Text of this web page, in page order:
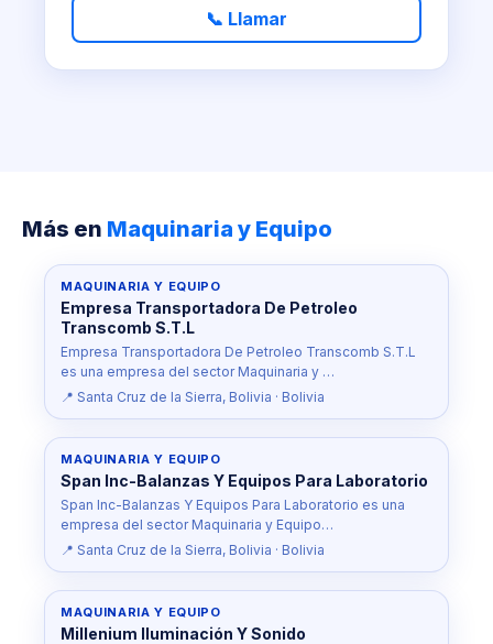
📞 Llamar
Más en Maquinaria y Equipo
MAQUINARIA Y EQUIPO
Empresa Transportadora De Petroleo
Transcomb S.T.L
Empresa Transportadora De Petroleo Transcomb S.T.L
es una empresa del sector Maquinaria y …
📍 Santa Cruz de la Sierra, Bolivia · Bolivia
MAQUINARIA Y EQUIPO
Span Inc-Balanzas Y Equipos Para Laboratorio
Span Inc-Balanzas Y Equipos Para Laboratorio es una
empresa del sector Maquinaria y Equipo…
📍 Santa Cruz de la Sierra, Bolivia · Bolivia
MAQUINARIA Y EQUIPO
Millenium Iluminación Y Sonido